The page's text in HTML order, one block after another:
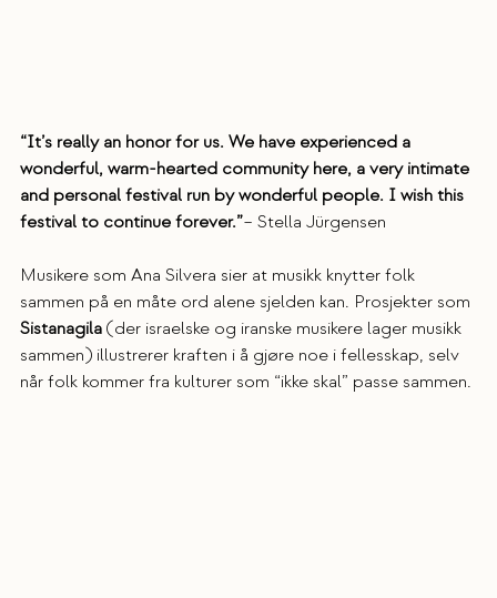
“It’s really an honor for us. We have experienced a
wonderful, warm-hearted community here, a very intimate
and personal festival run by wonderful people. I wish this
festival to continue forever.”– Stella Jürgensen
Musikere som Ana Silvera sier at musikk knytter folk
sammen på en måte ord alene sjelden kan. Prosjekter som
Sistanagila (der israelske og iranske musikere lager musikk
sammen) illustrerer kraften i å gjøre noe i fellesskap, selv
når folk kommer fra kulturer som “ikke skal” passe sammen.